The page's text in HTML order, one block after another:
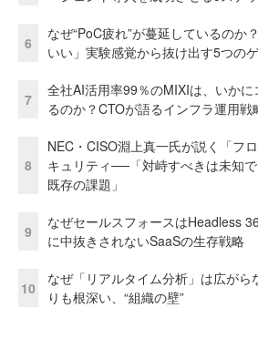
6
なぜ“PoC疲れ”が蔓延しているのか
いい」実験感覚から抜け出す5つの
7
全社AI活用率99％のMIXIは、いか
るのか？CTOが語るインフラ運用戦
8
NEC・CISO淵上真一氏が説く「フ
キュリティ──「対峙すべきは未知
既存の課題」
9
なぜセールスフォースはHeadless
に中抜きされないSaaSの生存戦略
10
なぜ「リアルタイム分析」は広が
りも根深い、“組織の壁”